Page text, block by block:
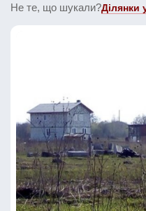
Не те, що шукали?Ділянки